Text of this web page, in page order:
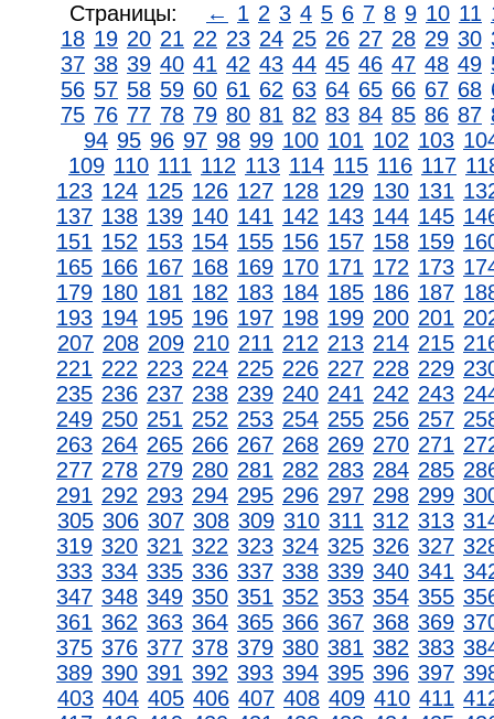
Страницы: ← 1 2 3 4 5 6 7 8 9 10 11
18 19 20 21 22 23 24 25 26 27 28 29 30
37 38 39 40 41 42 43 44 45 46 47 48 49
56 57 58 59 60 61 62 63 64 65 66 67 68
75 76 77 78 79 80 81 82 83 84 85 86 87
94 95 96 97 98 99 100 101 102 103
109 110 111 112 113 114 115 116 117
123 124 125 126 127 128 129 130 131
137 138 139 140 141 142 143 144 145
151 152 153 154 155 156 157 158 159
165 166 167 168 169 170 171 172 173
179 180 181 182 183 184 185 186 187
193 194 195 196 197 198 199 200 201
207 208 209 210 211 212 213 214 215
221 222 223 224 225 226 227 228 229
235 236 237 238 239 240 241 242 243
249 250 251 252 253 254 255 256 257
263 264 265 266 267 268 269 270 271
277 278 279 280 281 282 283 284 285
291 292 293 294 295 296 297 298 299
305 306 307 308 309 310 311 312 313
319 320 321 322 323 324 325 326 327
333 334 335 336 337 338 339 340 341
347 348 349 350 351 352 353 354 355
361 362 363 364 365 366 367 368 369
375 376 377 378 379 380 381 382 383
389 390 391 392 393 394 395 396 397
403 404 405 406 407 408 409 410 411